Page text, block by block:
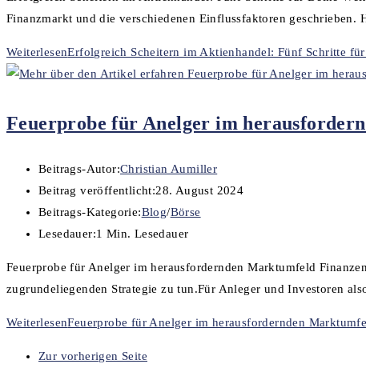
Finanzmarkt und die verschiedenen Einflussfaktoren geschrieben.
WeiterlesenErfolgreich Scheitern im Aktienhandel: Fünf Schritte
Feuerprobe für Anelger im
Beitrags-Autor:Christian Aumiller
Beitrag veröffentlicht:28. August 2024
Beitrags-Kategorie:Blog/Börse
Lesedauer:1 Min. Lesedauer
Feuerprobe für Anelger im herausfordernden Marktumfeld
zugrundeliegenden Strategie zu tun.Für Anleger und Investoren
WeiterlesenFeuerprobe für Anelger im herausfordernden
Zur vorherigen Seite